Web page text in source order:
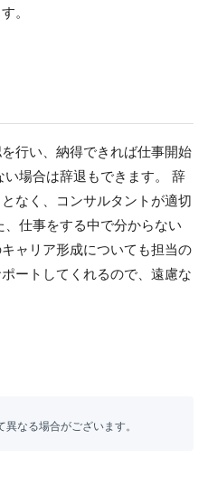
。
行い、納得できれば仕事開始
場合は辞退もできます。 辞
なく、コンサルタントが適切
仕事をする中で分からない
ャリア形成についても担当の
ートしてくれるので、遠慮な
なる場合がございます。